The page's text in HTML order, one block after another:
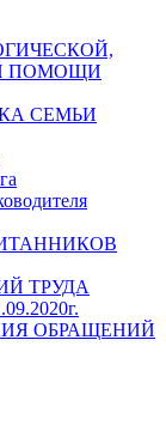
ПОМОЩИ
СЕМЬИ
ТРУДА
ОБРАЩЕНИЙ